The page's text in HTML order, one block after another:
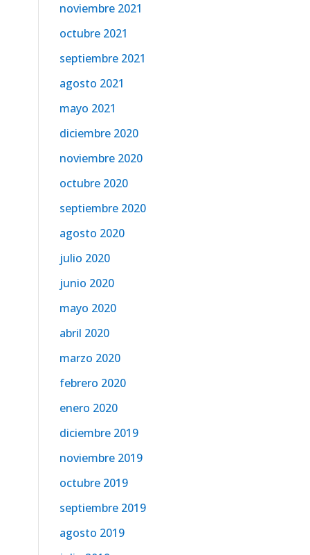
noviembre 2021
octubre 2021
septiembre 2021
agosto 2021
mayo 2021
diciembre 2020
noviembre 2020
octubre 2020
septiembre 2020
agosto 2020
julio 2020
junio 2020
mayo 2020
abril 2020
marzo 2020
febrero 2020
enero 2020
diciembre 2019
noviembre 2019
octubre 2019
septiembre 2019
agosto 2019